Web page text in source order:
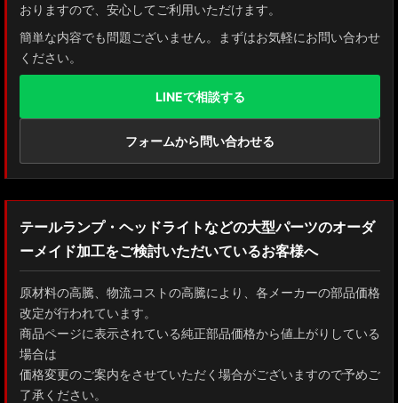
おりますので、安心してご利用いただけます。
簡単な内容でも問題ございません。まずはお気軽にお問い合わせ
ください。
LINEで相談する
フォームから問い合わせる
テールランプ・ヘッドライトなどの大型パーツのオーダ
ーメイド加工をご検討いただいているお客様へ
原材料の高騰、物流コストの高騰により、各メーカーの部品価格
改定が行われています。
商品ページに表示されている純正部品価格から値上がりしている
場合は
価格変更のご案内をさせていただく場合がございますので予めご
了承ください。